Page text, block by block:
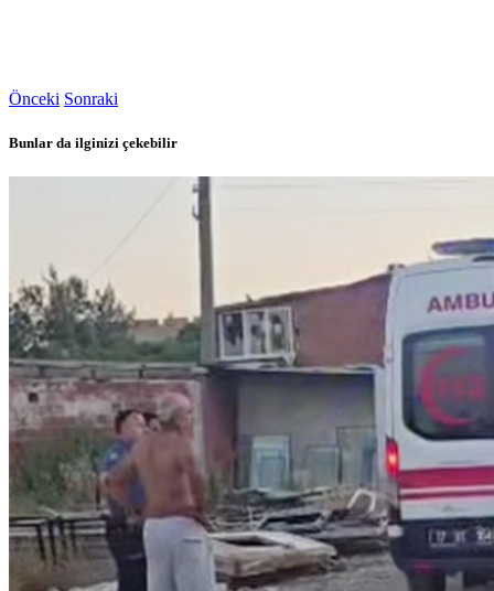
Önceki Sonraki
Bunlar da ilginizi çekebilir